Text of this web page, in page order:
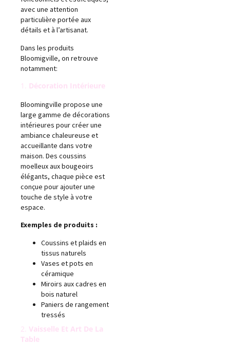
avec une attention
particulière portée aux
détails et à l’artisanat.
Dans les produits
Bloomigville, on retrouve
notamment:
1. Décoration Intérieure
Bloomingville propose une
large gamme de décorations
intérieures pour créer une
ambiance chaleureuse et
accueillante dans votre
maison. Des coussins
moelleux aux bougeoirs
élégants, chaque pièce est
conçue pour ajouter une
touche de style à votre
espace.
Exemples de produits :
Coussins et plaids en
tissus naturels
Vases et pots en
céramique
Miroirs aux cadres en
bois naturel
Paniers de rangement
tressés
2. Vaisselle Et Art De La
Table